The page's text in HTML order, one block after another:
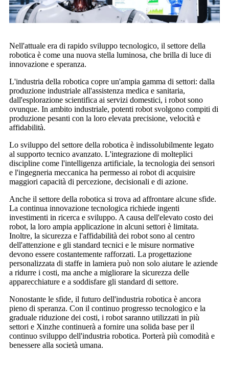
Nell'attuale era di rapido sviluppo tecnologico, il settore della
robotica è come una nuova stella luminosa, che brilla di luce di
innovazione e speranza.
L'industria della robotica copre un'ampia gamma di settori: dalla
produzione industriale all'assistenza medica e sanitaria,
dall'esplorazione scientifica ai servizi domestici, i robot sono
ovunque. In ambito industriale, potenti robot svolgono compiti di
produzione pesanti con la loro elevata precisione, velocità e
affidabilità.
Lo sviluppo del settore della robotica è indissolubilmente legato
al supporto tecnico avanzato. L'integrazione di molteplici
discipline come l'intelligenza artificiale, la tecnologia dei sensori
e l'ingegneria meccanica ha permesso ai robot di acquisire
maggiori capacità di percezione, decisionali e di azione.
Anche il settore della robotica si trova ad affrontare alcune sfide.
La continua innovazione tecnologica richiede ingenti
investimenti in ricerca e sviluppo. A causa dell'elevato costo dei
robot, la loro ampia applicazione in alcuni settori è limitata.
Inoltre, la sicurezza e l'affidabilità dei robot sono al centro
dell'attenzione e gli standard tecnici e le misure normative
devono essere costantemente rafforzati. La progettazione
personalizzata di staffe in lamiera può non solo aiutare le aziende
a ridurre i costi, ma anche a migliorare la sicurezza delle
apparecchiature e a soddisfare gli standard di settore.
Nonostante le sfide, il futuro dell'industria robotica è ancora
pieno di speranza. Con il continuo progresso tecnologico e la
graduale riduzione dei costi, i robot saranno utilizzati in più
settori e Xinzhe continuerà a fornire una solida base per il
continuo sviluppo dell'industria robotica. Porterà più comodità e
benessere alla società umana.